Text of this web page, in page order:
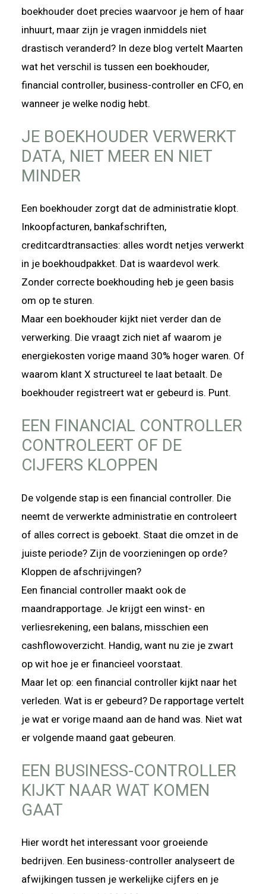
boekhouder doet precies waarvoor je hem of haar
inhuurt, maar zijn je vragen inmiddels niet
drastisch veranderd? In deze blog vertelt Maarten
wat het verschil is tussen een boekhouder,
financial controller, business-controller en CFO, en
wanneer je welke nodig hebt.
JE BOEKHOUDER VERWERKT
DATA, NIET MEER EN NIET
MINDER
Een boekhouder zorgt dat de administratie klopt.
Inkoopfacturen, bankafschriften,
creditcardtransacties: alles wordt netjes verwerkt
in je boekhoudpakket. Dat is waardevol werk.
Zonder correcte boekhouding heb je geen basis
om op te sturen.
Maar een boekhouder kijkt niet verder dan de
verwerking. Die vraagt zich niet af waarom je
energiekosten vorige maand 30% hoger waren. Of
waarom klant X structureel te laat betaalt. De
boekhouder registreert wat er gebeurd is. Punt.
EEN FINANCIAL CONTROLLER
CONTROLEERT OF DE
CIJFERS KLOPPEN
De volgende stap is een financial controller. Die
neemt de verwerkte administratie en controleert
of alles correct is geboekt. Staat die omzet in de
juiste periode? Zijn de voorzieningen op orde?
Kloppen de afschrijvingen?
Een financial controller maakt ook de
maandrapportage. Je krijgt een winst- en
verliesrekening, een balans, misschien een
cashflowoverzicht. Handig, want nu zie je zwart
op wit hoe je er financieel voorstaat.
Maar let op: een financial controller kijkt naar het
verleden. Wat is er gebeurd? De rapportage vertelt
je wat er vorige maand aan de hand was. Niet wat
er volgende maand gaat gebeuren.
EEN BUSINESS-CONTROLLER
KIJKT NAAR WAT KOMEN
GAAT
Hier wordt het interessant voor groeiende
bedrijven. Een business-controller analyseert de
afwijkingen tussen je werkelijke cijfers en je